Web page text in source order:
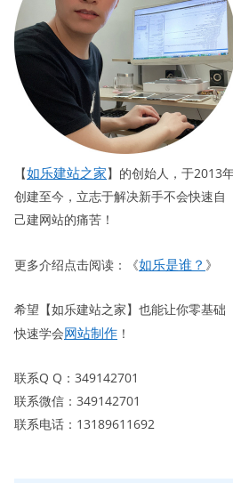
【如乐建站之家】的创始人，于2013
创建至今，立志于解决新手不会快速自
己建网站的痛苦！
更多介绍点击阅读：《如乐是谁？ 》
希望【如乐建站之家】也能让你零基础
快速学会网站制作 ！
联系Q Q：349142701
联系微信：349142701
联系电话：13189611692